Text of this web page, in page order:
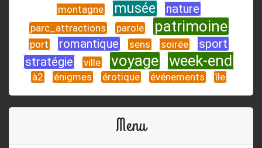
montagne
musée nature
parc_attractions parole patrimoine
port romantique sens soirée
sport
stratégie
ville voyage week-end
à2 énigmes érotique événements île
Menu